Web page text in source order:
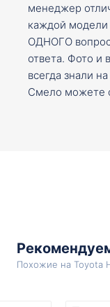
менеджер
каждой
ОДНОГО
ответа. Фото и
всегда знали
Смело можете
Похожие на Toyota